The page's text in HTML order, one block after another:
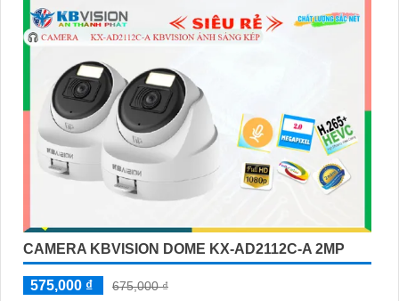
CAMERA KBVISION DOME KX-AD2112C-A 2MP
575,000 ₫
675,000 ₫